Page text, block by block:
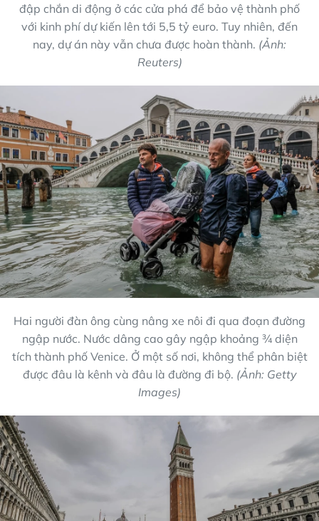
đập chắn di động ở các cửa phá để bảo vệ thành phố
với kinh phí dự kiến lên tới 5,5 tỷ euro. Tuy nhiên, đến
nay, dự án này vẫn chưa được hoàn thành. (Ảnh:
Reuters)
Hai người đàn ông cùng nâng xe nôi đi qua đoạn đường
ngập nước. Nước dâng cao gây ngập khoảng ¾ diện
tích thành phố Venice. Ở một số nơi, không thể phân biệt
được đâu là kênh và đâu là đường đi bộ. (Ảnh: Getty
Images)